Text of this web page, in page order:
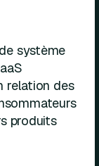
système
relation des
produits